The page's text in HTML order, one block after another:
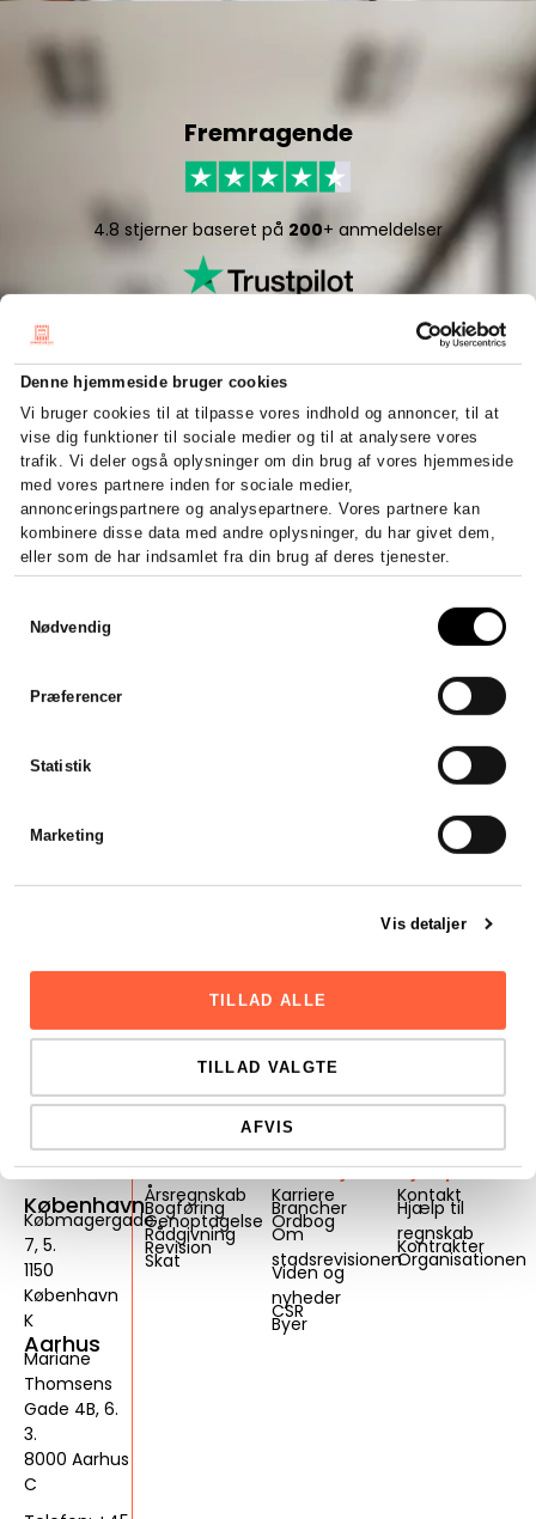
Denne hjemmeside bruger cookies
Vi bruger cookies til at tilpasse vores indhold og annoncer, til at
vise dig funktioner til sociale medier og til at analysere vores
trafik. Vi deler også oplysninger om din brug af vores hjemmeside
med vores partnere inden for sociale medier,
annonceringspartnere og analysepartnere. Vores partnere kan
kombinere disse data med andre oplysninger, du har givet dem,
eller som de har indsamlet fra din brug af deres tjenester.
Nødvendig
Præferencer
Statistik
Marketing
Vis detaljer
TILLAD ALLE
TILLAD VALGTE
AFVIS
Fremragende
4.8 stjerner baseret på 200+ anmeldelser
5/5 stjerner baseret på 50 + anmeldelser
København
Købmagergade
7, 5.
1150
København
K
Aarhus
Mariane
Thomsens
Gade 4B, 6.
3.
8000 Aarhus
C
Services
Årsregnskab
Bogføring
Genoptagelse
Rådgivning
Revision
Skat
Genveje
Karriere
Brancher
Ordbog
Om
stadsrevisionen
Viden og
nyheder
CSR
Byer
Hjælp
Kontakt
Hjælp til
regnskab
Kontrakter
Organisationen